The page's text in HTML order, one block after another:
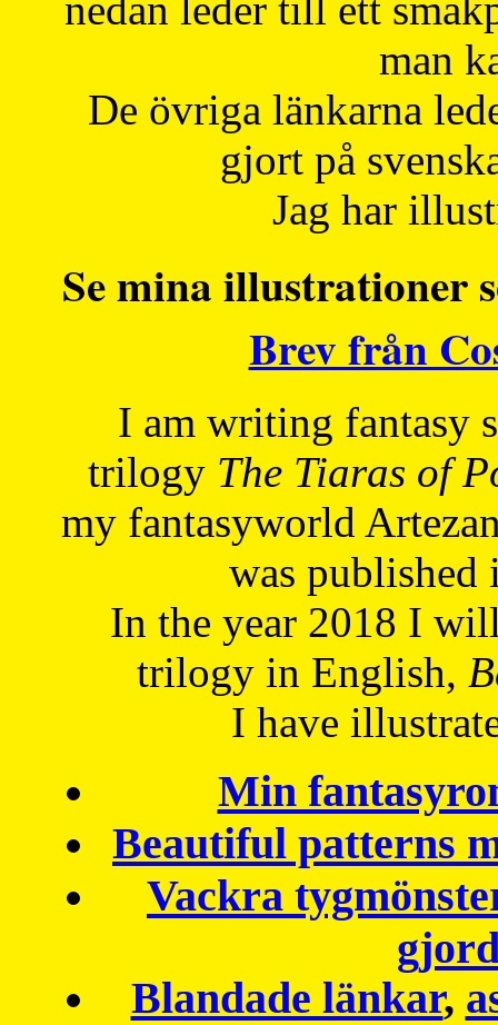
nedan leder till ett
man
De övriga länkarna
gjort på
Jag har
Se mina illustrationer
Brev från
I am writing fantasy
trilogy The Tiaras of
my fantasyworld
was published
In the year 2018 I
trilogy in English,
I have
Min
Beautiful patterns
Vackra
Blandade länkar,